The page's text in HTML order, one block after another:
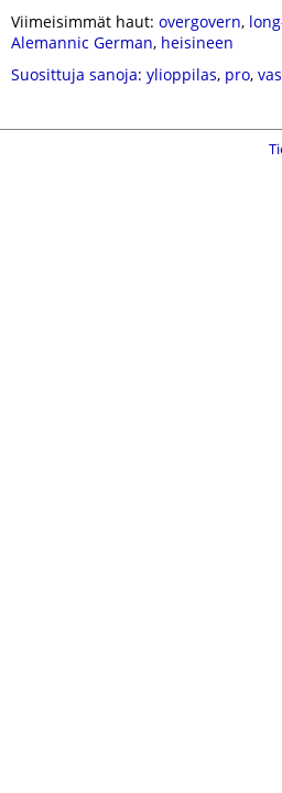
Viimeisimmät haut: overgovern,
Alemannic German, heisineen
Suosittuja sanoja: ylioppilas, pro,